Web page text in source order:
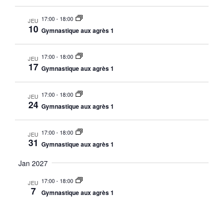
JEU
10
17:00- 18:00
Gymnastique aux agrès 1
JEU
17
17:00- 18:00
Gymnastique aux agrès 1
JEU
24
17:00- 18:00
Gymnastique aux agrès 1
JEU
31
17:00- 18:00
Gymnastique aux agrès 1
Jan 2027
JEU
7
17:00- 18:00
Gymnastique aux agrès 1